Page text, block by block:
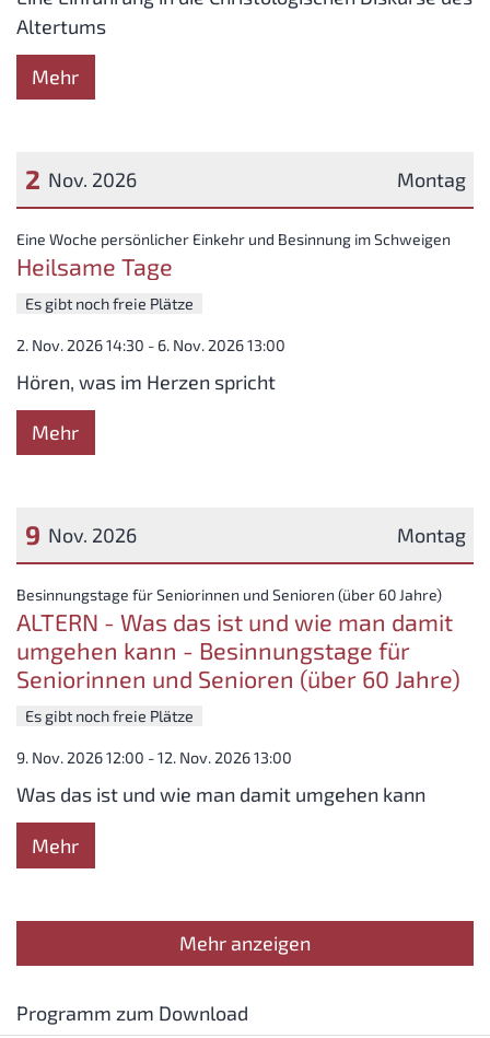
Altertums
Mehr
Montag
2 Nov. 2026
Datum: 2. November 2026
Eine Woche persönlicher Einkehr und Besinnung im Schweigen
Heilsame Tage
Es gibt noch freie Plätze
2. Nov. 2026 14:30 - 6. Nov. 2026 13:00
Hören, was im Herzen spricht
Mehr
Montag
9 Nov. 2026
Datum: 9. November 2026
Besinnungstage für Seniorinnen und Senioren (über 60 Jahre):
ALTERN - Was das ist und wie man damit
umgehen kann - Besinnungstage für
Seniorinnen und Senioren (über 60 Jahre)
Es gibt noch freie Plätze
9. Nov. 2026 12:00 - 12. Nov. 2026 13:00
Was das ist und wie man damit umgehen kann
Mehr
Mehr anzeigen
Programm zum Download